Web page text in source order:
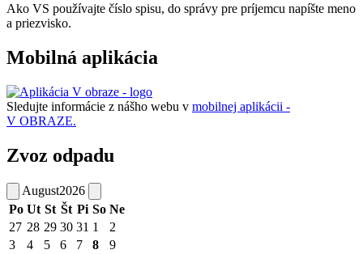
Ako VS používajte číslo spisu, do správy pre príjemcu napíšte meno
a priezvisko.
Mobilná aplikácia
Sledujte informácie z nášho webu v mobilnej aplikácii -
V OBRAZE.
Zvoz odpadu
August2026
Po Ut St Št Pi So Ne
27 28 29 30 31 1
2
3
4 5 6 7 8
9